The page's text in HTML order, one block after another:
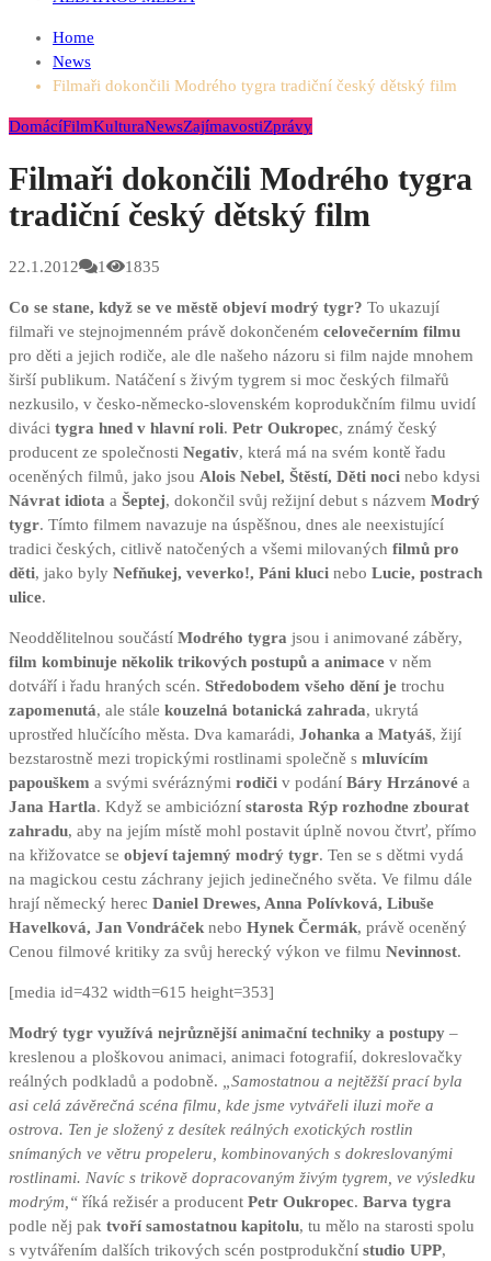
Home
News
Filmaři dokončili Modrého tygra tradiční český dětský film
DomácíFilmKulturaNewsZajímavostiZprávy
Filmaři dokončili Modrého tygra
tradiční český dětský film
22.1.2012 1 1835
Co se stane, když se ve městě objeví modrý tygr? To ukazují
filmaři ve stejnojmenném právě dokončeném celovečerním filmu
pro děti a jejich rodiče, ale dle našeho názoru si film najde mnohem
širší publikum. Natáčení s živým tygrem si moc českých filmařů
nezkusilo, v česko-německo-slovenském koprodukčním filmu uvidí
diváci tygra hned v hlavní roli. Petr Oukropec, známý český
producent ze společnosti Negativ, která má na svém kontě řadu
oceněných filmů, jako jsou Alois Nebel, Štěstí, Děti noci nebo kdysi
Návrat idiota a Šeptej, dokončil svůj režijní debut s názvem Modrý
tygr. Tímto filmem navazuje na úspěšnou, dnes ale neexistující
tradici českých, citlivě natočených a všemi milovaných filmů pro
děti, jako byly Nefňukej, veverko!, Páni kluci nebo Lucie, postrach
ulice.
Neoddělitelnou součástí Modrého tygra jsou i animované záběry,
film kombinuje několik trikových postupů a animace v něm
dotváří i řadu hraných scén. Středobodem všeho dění je trochu
zapomenutá, ale stále kouzelná botanická zahrada, ukrytá
uprostřed hlučícího města. Dva kamarádi, Johanka a Matyáš, žijí
bezstarostně mezi tropickými rostlinami společně s mluvícím
papouškem a svými svéráznými rodiči v podání Báry Hrzánové a
Jana Hartla. Když se ambiciózní starosta Rýp rozhodne zbourat
zahradu, aby na jejím místě mohl postavit úplně novou čtvrť, přímo
na křižovatce se objeví tajemný modrý tygr. Ten se s dětmi vydá
na magickou cestu záchrany jejich jedinečného světa. Ve filmu dále
hrají německý herec Daniel Drewes, Anna Polívková, Libuše
Havelková, Jan Vondráček nebo Hynek Čermák, právě oceněný
Cenou filmové kritiky za svůj herecký výkon ve filmu Nevinnost.
[media id=432 width=615 height=353]
Modrý tygr využívá nejrůznější animační techniky a postupy –
kreslenou a ploškovou animaci, animaci fotografií, dokreslovačky
reálných podkladů a podobně.
„Samostatnou a nejtěžší prací byla
asi celá závěrečná scéna filmu, kde jsme vytvářeli iluzi moře a
ostrova. Ten je složený z desítek reálných exotických rostlin
snímaných ve větru propeleru, kombinovaných s dokreslovanými
rostlinami. Navíc s trikově dopracovaným živým tygrem, ve výsledku
modrým,“ říká režisér a producent Petr Oukropec. Barva tygra
podle něj pak tvoří samostatnou kapitolu, tu mělo na starosti spolu
s vytvářením dalších trikových scén postprodukční studio UPP,